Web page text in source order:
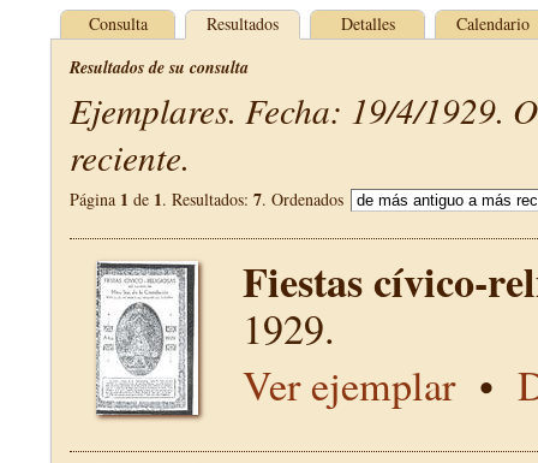
Consulta Resultados Detalles Calendario
Resultados de su consulta
Ejemplares. Fecha: 19/4/1929.
reciente.
Página 1 de 1. Resultados: 7. Ordenados
Fiestas cívico-
1929.
Ver ejemplar•